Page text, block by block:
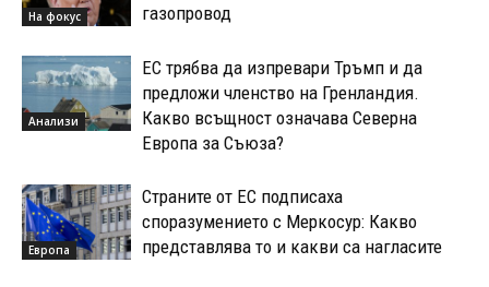
На фокус
газопровод
Анализи
ЕС трябва да изпревари Тръмп и да
предложи членство на Гренландия.
Какво всъщност означава Северна
Европа за Съюза?
Европа
Страните от ЕС подписаха
споразумението с Меркосур: Какво
представлява то и какви са нагласите